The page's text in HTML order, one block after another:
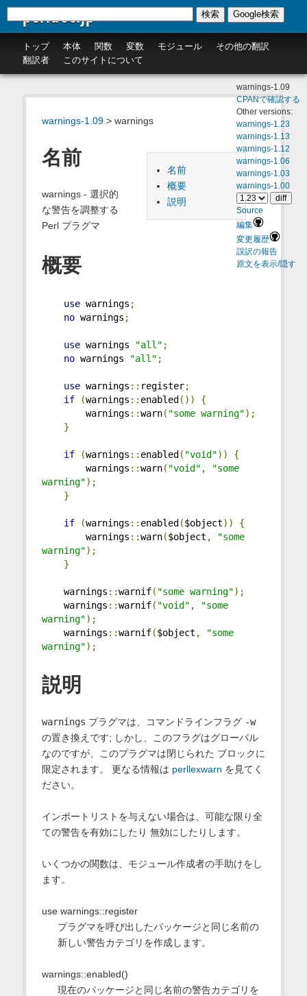
perldoc.jp
トップ 本体 関数 変数 モジュール
その他の翻訳
翻訳者
このサイトについて
検索 Google検索
warnings-1.09> warnings
warnings-1.09
CPANで確認する
Other versions:
warnings-1.23
warnings-1.13
warnings-1.12
warnings-1.06
warnings-1.03
warnings-1.00
Source
編集
変更履歴
誤訳の報告
原文を表示/隠す
名前
概要
説明
名前
warnings - 選択的
な警告を調整する
Perl プラグマ
概要
use warnings ;
no warnings ;
use warnings "all" ;
no warnings "all" ;
use warnings :: register;
if
(warnings :: enabled ())
{
warnings ::warn( "some warning");
}
if (warnings :: enabled ( "void"))
{
warnings ::warn( "void" ,
"some
warning");
}
if (warnings :: enabled ($object))
{
warnings ::warn($object ,
"some
warning");
}
warnings ::warnif( "some warning");
warnings ::warnif( "void" ,
"some
warning");
warnings ::warnif($object ,
"some
warning");
説明
warnings プラグマは、コマンドラインフラグ -w
の置き換えです; しかし、このフラグはグローバル
なのですが、このプラグマは閉じられた ブロックに
限定されます。 更なる情報は perllexwarn を見てく
ださい。
インポートリストを与えない場合は、可能な限り全
ての警告を有効にしたり 無効にしたりします。
いくつかの関数は、モジュール作成者の手助けをし
ます。
use warnings::register
プラグマを呼び出したパッケージと同じ名前の
新しい警告カテゴリを作成します。
warnings::enabled()
現在のパッケージと同じ名前の警告カテゴリを